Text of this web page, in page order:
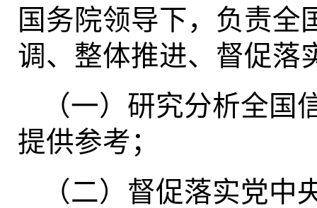
国务院领导下，负责全
调、整体推进、督促落
（一）研究分析全
提供参考；
（二）督促落实党